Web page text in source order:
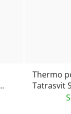
Thermo ponožky na šport
Tatrasvit